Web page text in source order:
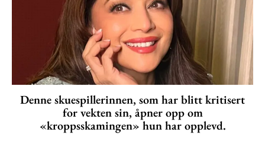
Denne skuespillerinnen, som har blitt kritisert
for vekten sin, åpner opp om
«kroppsskamingen» hun har opplevd.